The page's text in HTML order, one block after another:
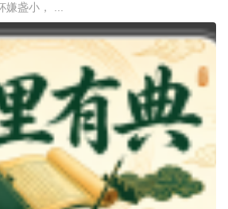
嫌盏小， ...